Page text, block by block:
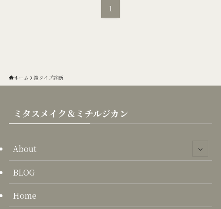
1
ホーム 鎧タイプ診断
ミタスメイク＆ミチルジカン
About
BLOG
Home